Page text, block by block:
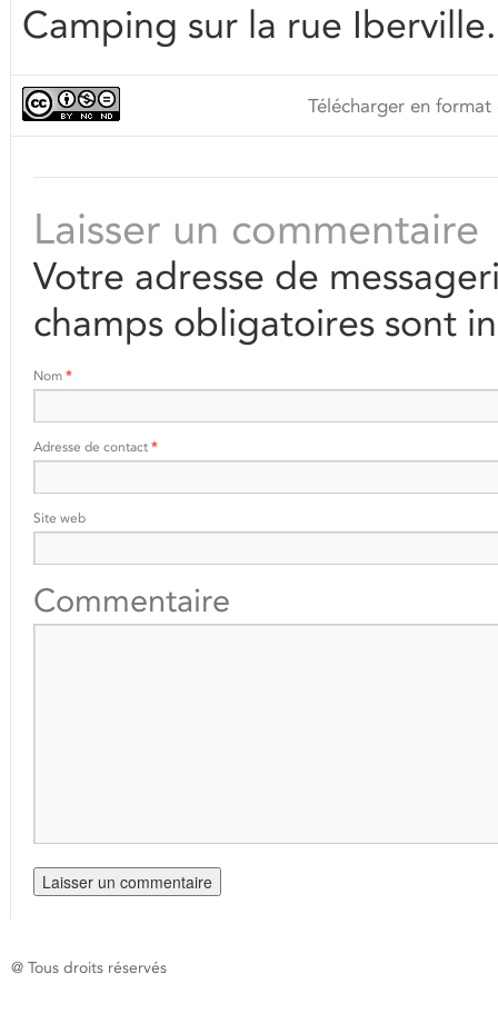
Camping sur la rue
Télécharger en
Laisser un commentaire
Votre adresse de
champs obligatoires sont
Nom *
Adresse de contact *
Site web
Commentaire
@ Tous droits réservés